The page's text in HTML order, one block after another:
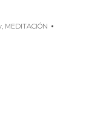
MEDITACIÓN